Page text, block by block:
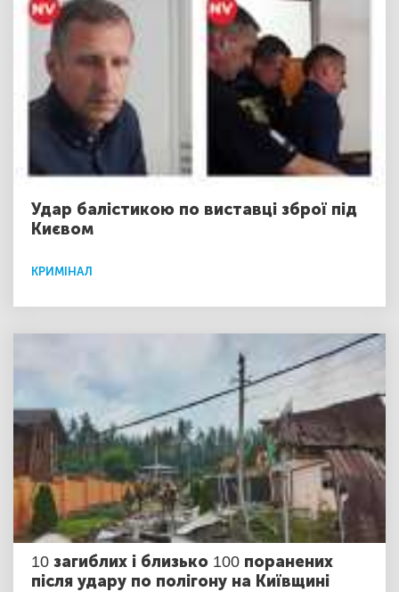
Удар балістикою по виставці зброї під
Києвом
КРИМІНАЛ
10 загиблих і близько 100 поранених
після удару по полігону на Київщині